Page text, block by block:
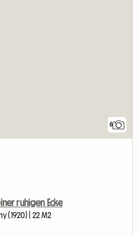
6
ruhigen Ecke
(1920) | 22 M2